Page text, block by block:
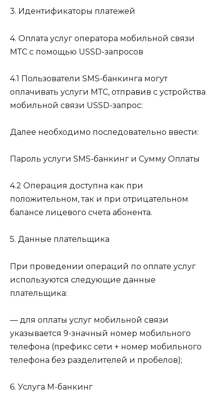
3. Идентификаторы платежей
4. Оплата услуг оператора мобильной связи
МТС с помощью USSD-запросов
4.1 Пользователи SMS-банкинга могут
оплачивать услуги МТС, отправив с устройства
мобильной связи USSD-запрос:
Далее необходимо последовательно ввести:
Пароль услуги SMS-банкинг и Сумму Оплаты
4.2 Операция доступна как при
положительном, так и при отрицательном
балансе лицевого счета абонента.
5. Данные плательщика
При проведении операций по оплате услуг
используются следующие данные
плательщика:
— для оплаты услуг мобильной связи
указывается 9-значный номер мобильного
телефона (префикс сети + номер мобильного
телефона без разделителей и пробелов);
6. Услуга М-банкинг